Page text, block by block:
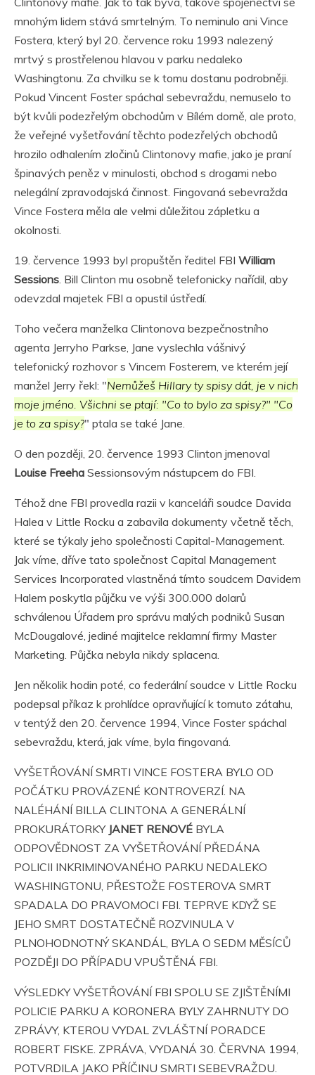
mnohým lidem stává smrtelným. To neminulo ani Vince
Fostera, který byl 20. července roku 1993 nalezený
mrtvý s prostřelenou hlavou v parku nedaleko
Washingtonu. Za chvilku se k tomu dostanu podrobněji.
Pokud Vincent Foster spáchal sebevraždu, nemuselo to
být kvůli podezřelým obchodům v Bílém domě, ale proto,
že veřejné vyšetřování těchto podezřelých obchodů
hrozilo odhalením zločinů Clintonovy mafie, jako je praní
špinavých peněz v minulosti, obchod s drogami nebo
nelegální zpravodajská činnost. Fingovaná sebevražda
Vince Fostera měla ale velmi důležitou zápletku a
okolnosti.
19. července 1993 byl propuštěn ředitel FBI William
Sessions . Bill Clinton mu osobně telefonicky nařídil, aby
odevzdal majetek FBI a opustil ústředí.
Toho večera manželka Clintonova bezpečnostního
agenta Jerryho Parkse, Jane vyslechla vášnivý
telefonický rozhovor s Vincem Fosterem, ve kterém její
manžel Jerry řekl: "Nemůžeš Hillary ty spisy dát, je v nich
moje jméno. Všichni se ptají: "Co to bylo za spisy?" "Co
je to za spisy?" ptala se také Jane.
O den později, 20. července 1993 Clinton jmenoval
Louise Freeha Sessionsovým nástupcem do FBI.
Téhož dne FBI provedla razii v kanceláři soudce Davida
Halea v Little Rocku a zabavila dokumenty včetně těch,
které se týkaly jeho společnosti Capital-Management.
Jak víme, dříve tato společnost Capital Management
Services Incorporated vlastněná tímto soudcem Davidem
Halem poskytla půjčku ve výši 300.000 dolarů
schválenou Úřadem pro správu malých podniků Susan
McDougalové, jediné majitelce reklamní firmy Master
Marketing. Půjčka nebyla nikdy splacena.
Jen několik hodin poté, co federální soudce v Little Rocku
podepsal příkaz k prohlídce opravňující k tomuto zátahu,
v tentýž den 20. července 1994, Vince Foster spáchal
sebevraždu, která, jak víme, byla fingovaná.
VYŠETŘOVÁNÍ SMRTI VINCE FOSTERA BYLO OD
POČÁTKU PROVÁZENÉ KONTROVERZÍ. NA
NALÉHÁNÍ BILLA CLINTONA A GENERÁLNÍ
PROKURÁTORKY JANET RENOVÉ BYLA
ODPOVĚDNOST ZA VYŠETŘOVÁNÍ PŘEDÁNA
POLICII INKRIMINOVANÉHO PARKU NEDALEKO
WASHINGTONU, PŘESTOŽE FOSTEROVA SMRT
SPADALA DO PRAVOMOCI FBI. TEPRVE KDYŽ SE
JEHO SMRT DOSTATEČNĚ ROZVINULA V
PLNOHODNOTNÝ SKANDÁL, BYLA O SEDM MĚSÍCŮ
POZDĚJI DO PŘÍPADU VPUŠTĚNÁ FBI.
VÝSLEDKY VYŠETŘOVÁNÍ FBI SPOLU SE ZJIŠTĚNÍMI
POLICIE PARKU A KORONERA BYLY ZAHRNUTY DO
ZPRÁVY, KTEROU VYDAL ZVLÁŠTNÍ PORADCE
ROBERT FISKE. ZPRÁVA, VYDANÁ 30. ČERVNA 1994,
POTVRDILA JAKO PŘÍČINU SMRTI SEBEVRAŽDU.